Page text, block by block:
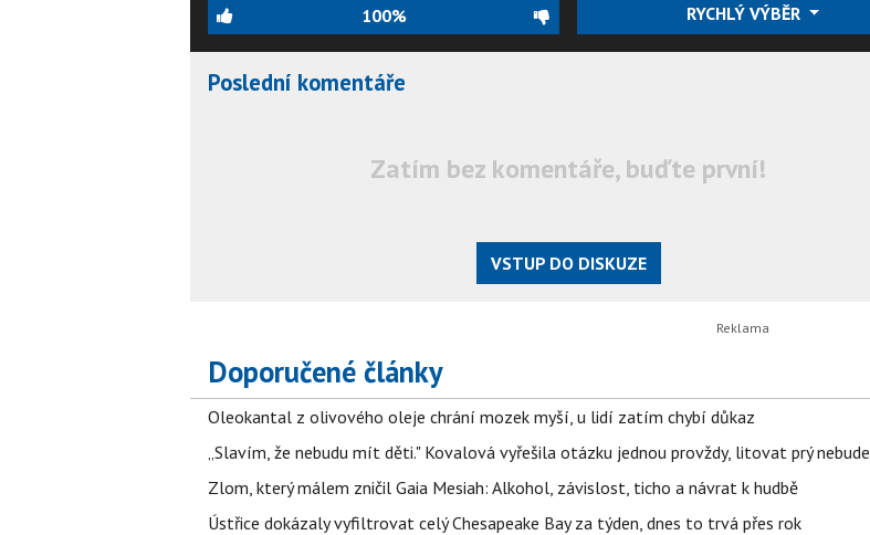
100% RYCHLÝ VÝBĚR
Poslední komentáře
Zatím bez komentáře, buďte první!
VSTUP DO DISKUZE
Doporučené články
Oleokantal z olivového oleje chrání mozek myší, u lidí zatím chybí důkaz
„Slavím, že nebudu mít děti." Kovalová vyřešila otázku jednou provždy, litovat prý nebude
Zlom, který málem zničil Gaia Mesiah: Alkohol, závislost, ticho a návrat k hudbě
Ústřice dokázaly vyfiltrovat celý Chesapeake Bay za týden, dnes to trvá přes rok